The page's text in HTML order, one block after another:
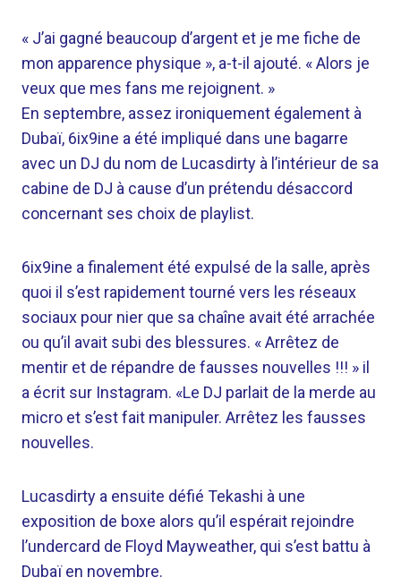
« J’ai gagné beaucoup d’argent et je me fiche de
mon apparence physique », a-t-il ajouté. « Alors je
veux que mes fans me rejoignent. »
En septembre, assez ironiquement également à
Dubaï, 6ix9ine a été impliqué dans une bagarre
avec un DJ du nom de Lucasdirty à l’intérieur de sa
cabine de DJ à cause d’un prétendu désaccord
concernant ses choix de playlist.
6ix9ine a finalement été expulsé de la salle, après
quoi il s’est rapidement tourné vers les réseaux
sociaux pour nier que sa chaîne avait été arrachée
ou qu’il avait subi des blessures. « Arrêtez de
mentir et de répandre de fausses nouvelles !!! » il
a écrit sur Instagram. «Le DJ parlait de la merde au
micro et s’est fait manipuler. Arrêtez les fausses
nouvelles.
Lucasdirty a ensuite défié Tekashi à une
exposition de boxe alors qu’il espérait rejoindre
l’undercard de Floyd Mayweather, qui s’est battu à
Dubaï en novembre.